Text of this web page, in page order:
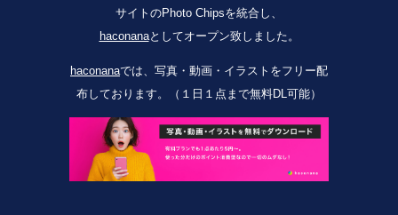
サイトのPhoto Chipsを統合し、
haconanaとしてオープン致しました。
haconanaでは、写真・動画・イラストをフリー配
布しております。（１日１点まで無料DL可能）